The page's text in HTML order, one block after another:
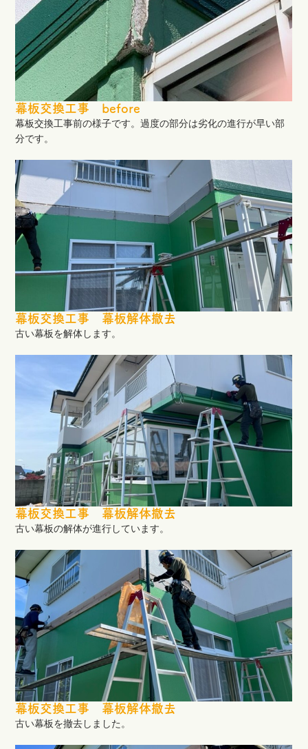
幕板交換工事 before
幕板交換工事前の様子です。過度の部分は劣化の進行が早い部
分です。
幕板交換工事 幕板解体撤去
古い幕板を解体します。
幕板交換工事 幕板解体撤去
古い幕板の解体が進行しています。
幕板交換工事 幕板解体撤去
古い幕板を撤去しました。